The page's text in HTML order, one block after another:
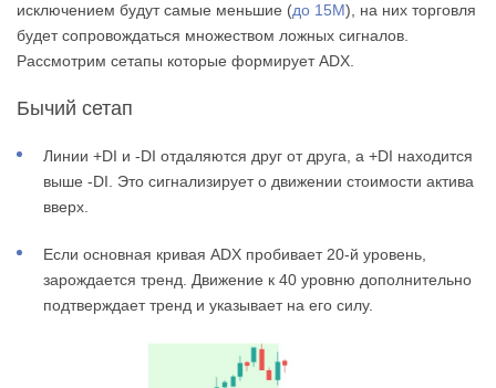
исключением будут самые меньшие (до 15М), на них торговля
будет сопровождаться множеством ложных сигналов.
Рассмотрим сетапы которые формирует ADX.
Бычий сетап
Линии +DI и -DI отдаляются друг от друга, а +DI находится
выше -DI. Это сигнализирует о движении стоимости актива
вверх.
Если основная кривая ADX пробивает 20-й уровень,
зарождается тренд. Движение к 40 уровню дополнительно
подтверждает тренд и указывает на его силу.